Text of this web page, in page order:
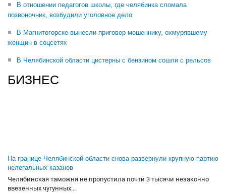
В отношении педагогов школы, где челябинка сломала
позвоночник, возбудили уголовное дело
В Магнитогорске вынесли приговор мошеннику, охмурявшему
женщин в соцсетях
В Челябинской области цистерны с бензином сошли с рельсов
БИЗНЕС
На границе Челябинской области снова развернули крупную партию
нелегальных казанов
Челябинская таможня не пропустила почти 3 тысячи незаконно
ввезенных чугунных...